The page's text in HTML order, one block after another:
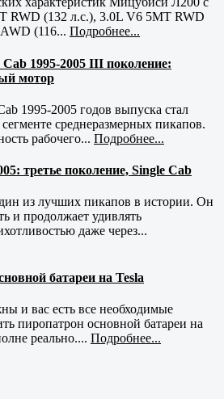
RWD (132 л.с.), 3.0L V6 5MT RWD
(116... Подробнее...
1995-2005 III поколение:
мотор
1995-2005 годов выпуска стал
среднеразмерных пикапов.
рабочего... Подробнее...
третье поколение, Single Cab
из лучших пикапов в истории. Он
и продолжает удивлять
даже через...
батареи на Tesla
и вас есть все необходимые
пиропатрон основной батареи на
реально.... Подробнее...